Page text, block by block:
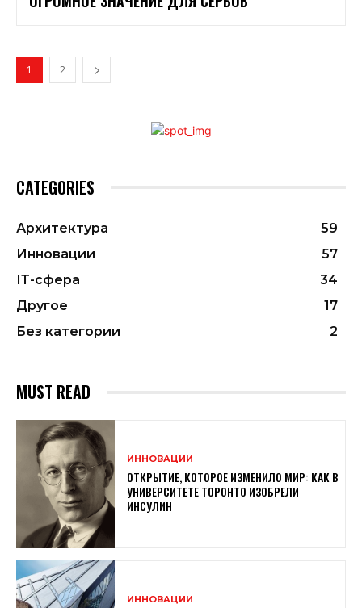
1 2
CATEGORIES
Архитектура
59
Инновации
57
ІТ-сфера
34
Другое
17
Без категории
2
MUST READ
ИННОВАЦИИ
ОТКРЫТИЕ, КОТОРОЕ ИЗМЕНИЛО МИР: КАК В
УНИВЕРСИТЕТЕ ТОРОНТО ИЗОБРЕЛИ
ИНСУЛИН
ИННОВАЦИИ